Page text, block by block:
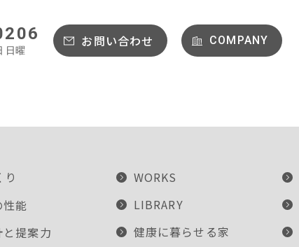
日曜
お問い合わせ COMPANY
能
と提案力
WORKS
LIBRARY
健康に暮らせる家